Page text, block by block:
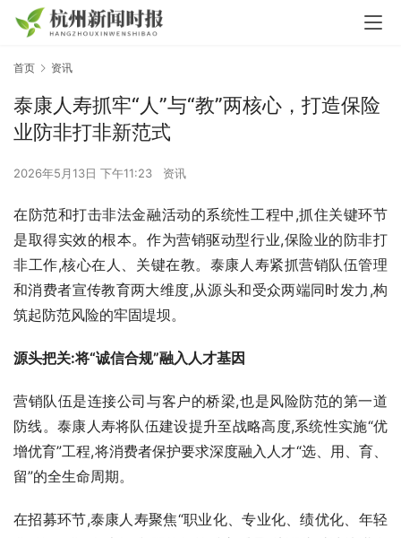
首页 资讯
泰康人寿抓牢“人”与“教”两核心，打造保险
业防非打非新范式
2026年5月13日 下午11:23 资讯
在防范和打击非法金融活动的系统性工程中,抓住关键环节
是取得实效的根本。作为营销驱动型行业,保险业的防非打
非工作,核心在人、关键在教。泰康人寿紧抓营销队伍管理
和消费者宣传教育两大维度,从源头和受众两端同时发力,构
筑起防范风险的牢固堤坝。
源头把关:将“诚信合规”融入人才基因
营销队伍是连接公司与客户的桥梁,也是风险防范的第一道
防线。泰康人寿将队伍建设提升至战略高度,系统性实施“优
增优育”工程,将消费者保护要求深度融入人才“选、用、育、
留”的全生命周期。
在招募环节,泰康人寿聚焦“职业化、专业化、绩优化、年轻